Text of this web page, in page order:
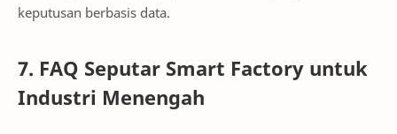
keputusan berbasis data.
7. FAQ Seputar Smart Factory untuk
Industri Menengah